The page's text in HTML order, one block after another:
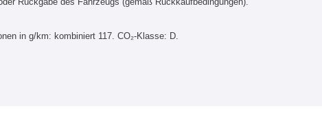
in g/km: kombiniert 117. CO₂-Klasse: D.